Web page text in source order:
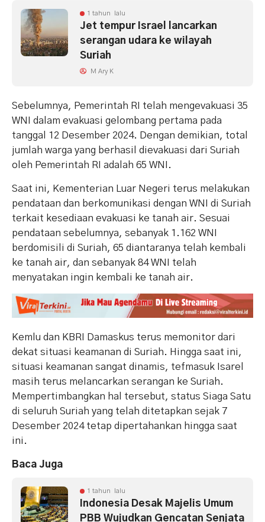
1 tahun lalu
Jet tempur Israel lancarkan
serangan udara ke wilayah
Suriah
M Ary K
Sebelumnya, Pemerintah RI telah mengevakuasi 35
WNI dalam evakuasi gelombang pertama pada
tanggal 12 Desember 2024. Dengan demikian, total
jumlah warga yang berhasil dievakuasi dari Suriah
oleh Pemerintah RI adalah 65 WNI.
Saat ini, Kementerian Luar Negeri terus melakukan
pendataan dan berkomunikasi dengan WNI di Suriah
terkait kesediaan evakuasi ke tanah air. Sesuai
pendataan sebelumnya, sebanyak 1.162 WNI
berdomisili di Suriah, 65 diantaranya telah kembali
ke tanah air, dan sebanyak 84 WNI telah
menyatakan ingin kembali ke tanah air.
Kemlu dan KBRI Damaskus terus memonitor dari
dekat situasi keamanan di Suriah. Hingga saat ini,
situasi keamanan sangat dinamis, tefmasuk Isarel
masih terus melancarkan serangan ke Suriah.
Mempertimbangkan hal tersebut, status Siaga Satu
di seluruh Suriah yang telah ditetapkan sejak 7
Desember 2024 tetap dipertahankan hingga saat
ini.
Baca Juga
1 tahun lalu
Indonesia Desak Majelis Umum
PBB Wujudkan Gencatan Senjata